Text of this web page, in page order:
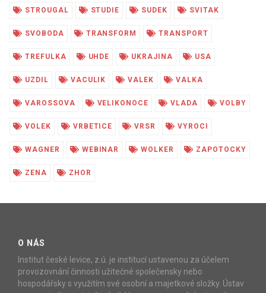
STROUGAL STUDIE SUDEK SVITAK
SVOBODA TRANSFORM TRANSPORT
TREFULKA UHDE UKRAJINA USA
UZDIL VACULIK VALEK VALKA
VAROSSOVA VELIKONOCE VLADA VOLBY
VOLEK VRBETICE VRSR VYROCI
WAGNER WEBINAR WOLKER ZAPOTOCKY
ZENA ZHOR
O NÁS
Institut české levice, z.ú. je institucí ustavenou za účelem
provozovnání činnosti užitečné společensky nebo
hospodářsky s využitím své osobní a majetkové složky. Ústav